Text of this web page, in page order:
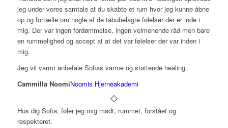
jeg under vores samtale at du skabte et rum hvor jeg kunne åbne
op og fortælle om nogle af de tabubelagte følelser der er inde i
mig. Der var ingen fordømmelse, ingen velmenende råd men bare
en rummelighed og accept at at det var følelser der var inden i
mig.
Jeg vil varmt anbefale Sofias varme og støttende healing.
Cammilla NoomiNoomis Hjerneakademi
Hos dig Sofia, føler jeg mig mødt, rummet, forstået og
respekteret.